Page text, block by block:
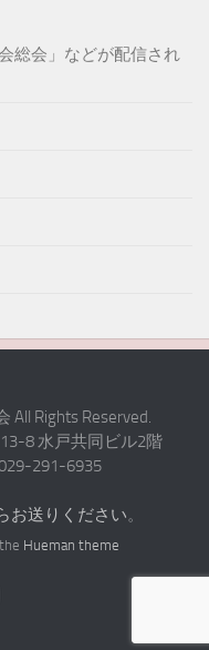
総会」などが配信され
Rights Reserved.
8 水戸共同ビル2階
291-6935
お送りください。
Hueman theme